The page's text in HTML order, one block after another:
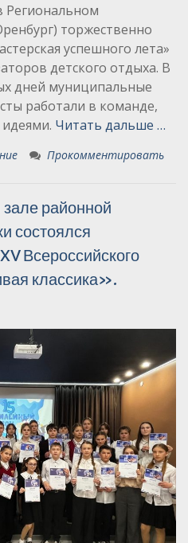
Региональном
торжественно
успешного лета»
детского отдыха. В
дней муниципальные
работали в команде,
Читать дальше …
Прокомментировать
районной
состоялся
Всероссийского
классика».